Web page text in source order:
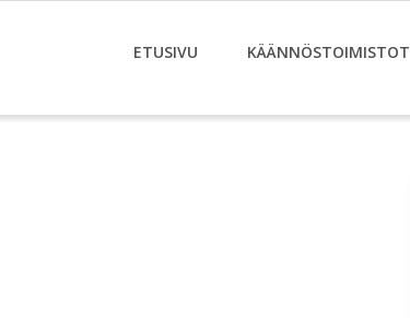
ETUSIVU KÄÄNNÖSTOIMISTOT